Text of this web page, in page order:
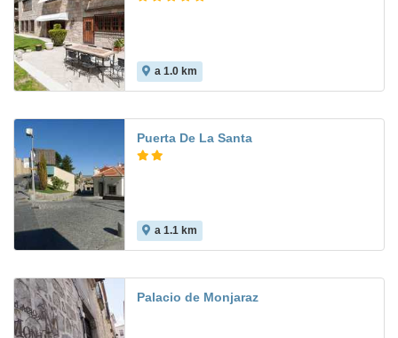
a 1.0 km
Puerta De La Santa
a 1.1 km
Palacio de Monjaraz